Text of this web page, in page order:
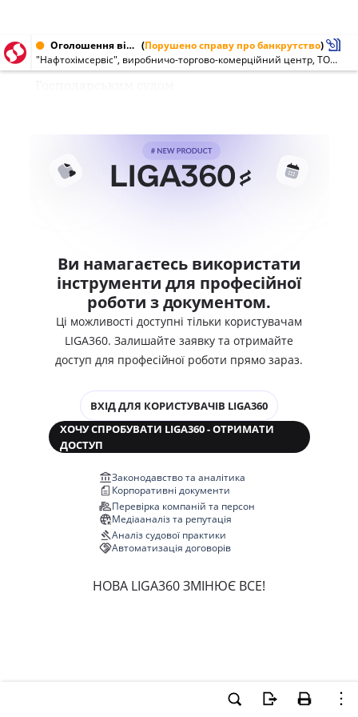
Оголошення від 25.11.2003 № 25597175 (Порушено справу про банкрутство)
"Нафтохімсервіс", виробничо-торгово-комерційний центр, ТОВ (25597175)
Ви намагаєтесь використати
інструменти для професійної
роботи з документом.
Ці можливості доступні тільки користувачам
LIGA360. Залишайте заявку та отримайте
доступ для професійної роботи прямо зараз.
ВХІД ДЛЯ КОРИСТУВАЧІВ LIGA360
ХОЧУ СПРОБУВАТИ LIGA360 - ОТРИМАТИ
ДОСТУП
Законодавство та аналітика
Корпоративні документи
Перевірка компаній та персон
Медіааналіз та репутація
Аналіз судової практики
Автоматизація договорів
НОВА LIGA360 ЗМІНЮЄ ВСЕ!